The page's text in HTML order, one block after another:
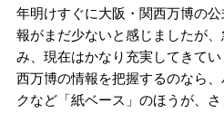
年明けすぐに大阪・関西万博の
報がまだ少ないと感じましたが
み、現在はかなり充実してきて
西万博の情報を把握するのなら
クなど「紙ベース」のほうが、